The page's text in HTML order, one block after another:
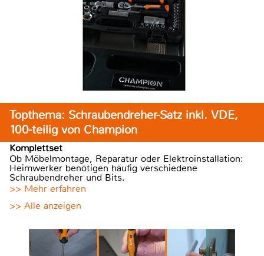
Topthema: Schraubendreher-Satz inkl. VDE,
100-teilig von Champion
Komplettset
Ob Möbelmontage, Reparatur oder Elektroinstallation:
Heimwerker benötigen häufig verschiedene
Schraubendreher und Bits.
>> Mehr erfahren
>> Alle anzeigen